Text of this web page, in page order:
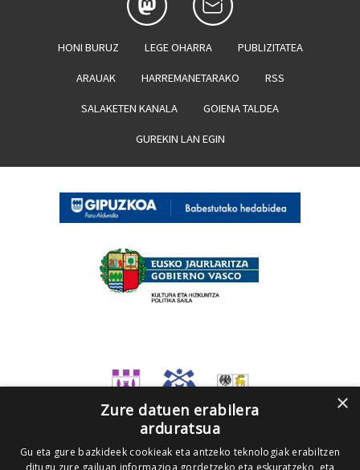
HONI BURUZ LEGE OHARRA PUBLIZITATEA
ARAUAK HARREMANETARAKO RSS
SALAKETEN KANALA GOIENA TALDEA
GUREKIN LAN EGIN
×
Zure datuen erabilera
arduratsua
Gu eta gure bazkideek cookieak eta antzeko teknologiak erabiltzen
ditugu zure gailuan informazioa gordetzeko eta eskuratzeko, eta